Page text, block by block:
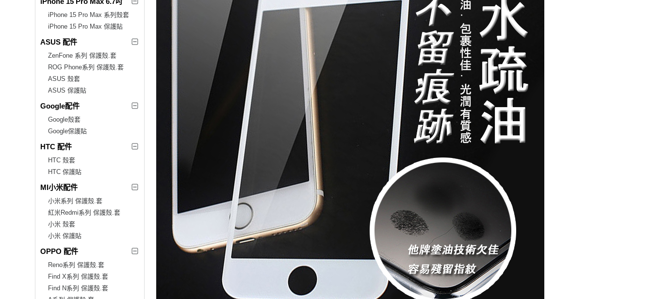
iPhone 15 Pro Max 系列殼套
iPhone 15 Pro Max 保護貼
ASUS 配件
ZenFone 系列 保護殼.套
ROG Phone系列 保護殼.套
ASUS 殼套
ASUS 保護貼
Google配件
Google殼套
Google保護貼
HTC 配件
HTC 殼套
HTC 保護貼
MI小米配件
小米系列 保護殼.套
紅米Redmi系列 保護殼.套
小米 殼套
小米 保護貼
OPPO 配件
Reno系列 保護殼.套
Find X系列 保護殼.套
Find N系列 保護殼.套